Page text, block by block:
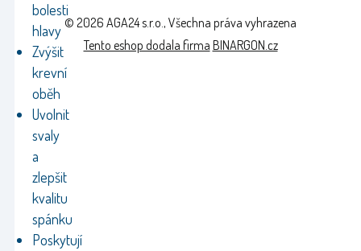
bolesti
hlavy
Zvýšit
krevní
oběh
Uvolnit
svaly
a
zlepšit
kvalitu
spánku
Poskytují
© 2026 AGA24 s.r.o., Všechna práva vyhrazena
Tento eshop dodala firma BINARGON.cz